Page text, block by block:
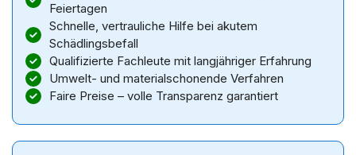
Feiertagen
Schnelle, vertrauliche Hilfe bei akutem
Schädlingsbefall
Qualifizierte Fachleute mit langjähriger Erfahrung
Umwelt- und materialschonende Verfahren
Faire Preise – volle Transparenz garantiert